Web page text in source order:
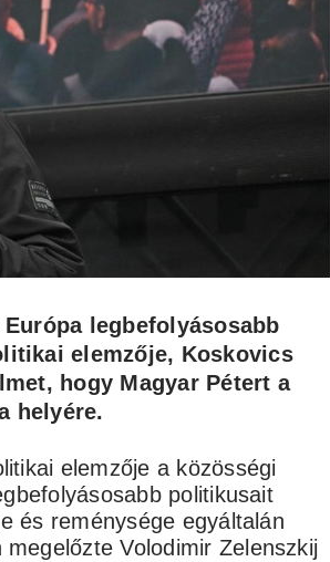
legbefolyásosabb
elemzője, Koskovics
hogy Magyar Pétert a
helyére.
elemzője a közösségi
politikusait
és reménysége egyáltalán
Volodimir Zelenszkij